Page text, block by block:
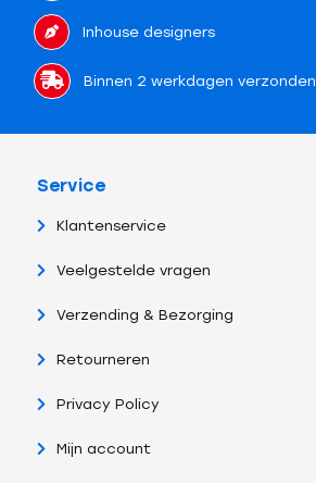
Inhouse designers
Binnen 2 werkdagen verzonden
Service
Klantenservice
Veelgestelde vragen
Verzending & Bezorging
Retourneren
Privacy Policy
Mijn account